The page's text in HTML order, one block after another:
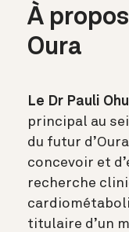
À
Oura
Le Dr Pauli
principal au
du futur
concevoir et
recherche
titulaire d’un